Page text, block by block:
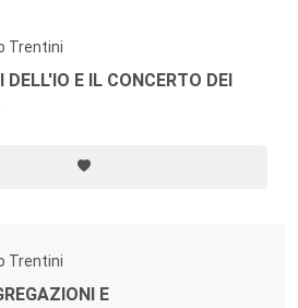
Trentini
DELL'IO E IL CONCERTO DEI
Trentini
E